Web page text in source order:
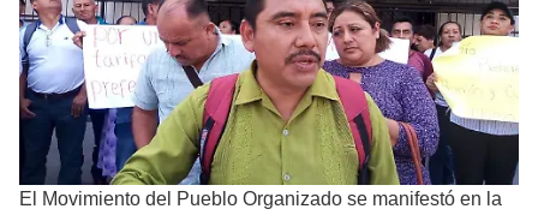
El Movimiento del Pueblo Organizado se manifestó en la